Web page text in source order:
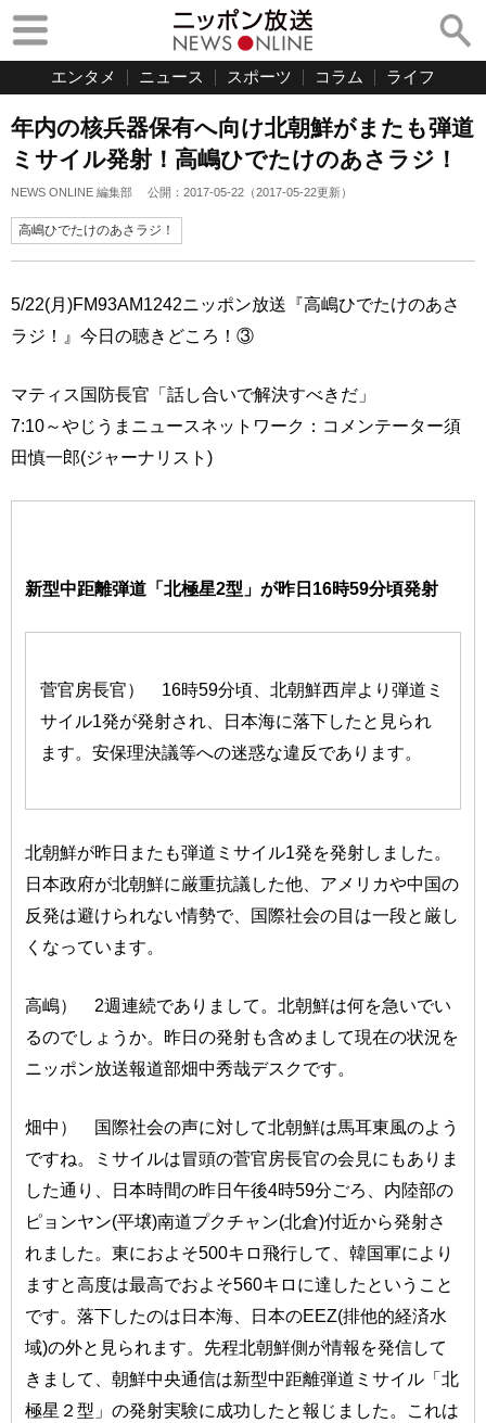
エンタメ ニュース スポーツ コラム ライフ
年内の核兵器保有へ向け北朝鮮がまたも弾道
ミサイル発射！高嶋ひでたけのあさラジ！
NEWS ONLINE 編集部 公開： 2017-05-22 （2017-05-22更新）
高嶋ひでたけのあさラジ！
5/22(月)FM93AM1242ニッポン放送『高嶋ひでたけのあさ
ラジ！』今日の聴きどころ！③
マティス国防長官「話し合いで解決すべきだ」
7:10～やじうまニュースネットワーク：コメンテーター須
田慎一郎(ジャーナリスト)
新型中距離弾道「北極星2型」が昨日16時59分頃発射
菅官房長官） 16時59分頃、北朝鮮西岸より弾道ミ
サイル1発が発射され、日本海に落下したと見られ
ます。安保理決議等への迷惑な違反であります。
北朝鮮が昨日またも弾道ミサイル1発を発射しました。
日本政府が北朝鮮に厳重抗議した他、アメリカや中国の
反発は避けられない情勢で、国際社会の目は一段と厳し
くなっています。
高嶋） 2週連続でありまして。北朝鮮は何を急いでい
るのでしょうか。昨日の発射も含めまして現在の状況を
ニッポン放送報道部畑中秀哉デスクです。
畑中） 国際社会の声に対して北朝鮮は馬耳東風のよう
ですね。ミサイルは冒頭の菅官房長官の会見にもありま
した通り、日本時間の昨日午後4時59分ごろ、内陸部の
ピョンヤン(平壌)南道プクチャン(北倉)付近から発射さ
れました。東におよそ500キロ飛行して、韓国軍により
ますと高度は最高でおよそ560キロに達したということ
です。落下したのは日本海、日本のEEZ(排他的経済水
域)の外と見られます。先程北朝鮮側が情報を発信して
きまして、朝鮮中央通信は新型中距離弾道ミサイル「北
極星２型」の発射実験に成功したと報じました。これは